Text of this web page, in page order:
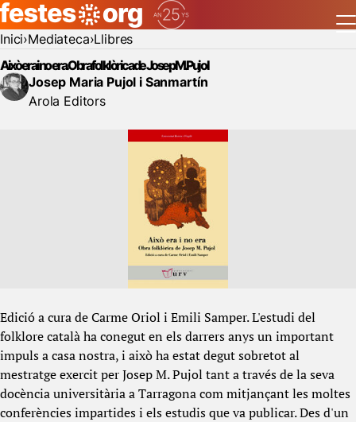
Inici Mediateca Llibres
Això era i no era. Obra folklòrica de Josep M. Pujol
Josep Maria Pujol i Sanmartín
Arola Editors
Edició a cura de Carme Oriol i Emili Samper. L'estudi del
folklore català ha conegut en els darrers anys un important
impuls a casa nostra, i això ha estat degut sobretot al
mestratge exercit per Josep M. Pujol tant a través de la seva
docència universitària a Tarragona com mitjançant les moltes
conferències impartides i els estudis que va publicar. Des d'un